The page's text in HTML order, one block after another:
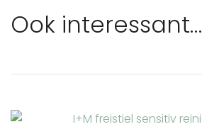
Ook interessant…